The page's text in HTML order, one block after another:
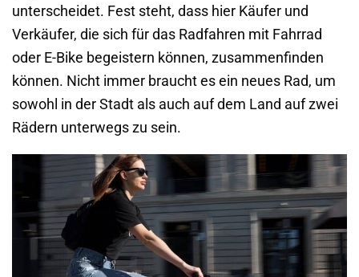
unterscheidet. Fest steht, dass hier Käufer und
Verkäufer, die sich für das Radfahren mit Fahrrad
oder E-Bike begeistern können, zusammenfinden
können. Nicht immer braucht es ein neues Rad, um
sowohl in der Stadt als auch auf dem Land auf zwei
Rädern unterwegs zu sein.